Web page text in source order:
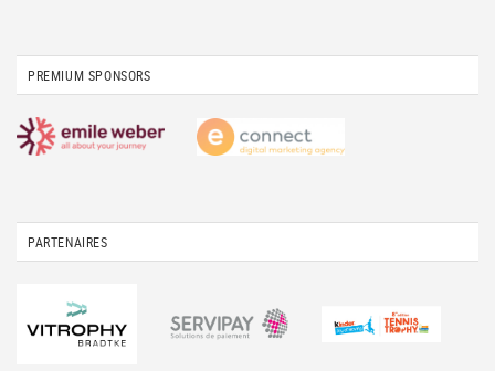
PREMIUM SPONSORS
PARTENAIRES